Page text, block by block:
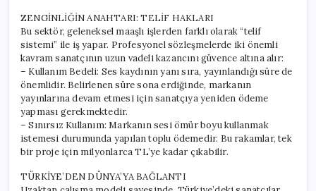
ZENGİNLİĞİN ANAHTARI: TELİF HAKLARI
Bu sektör, geleneksel maaşlı işlerden farklı olarak “telif
sistemi” ile iş yapar. Profesyonel sözleşmelerde iki önemli
kavram sanatçının uzun vadeli kazancını güvence altına alır:
– Kullanım Bedeli: Ses kaydının yanı sıra, yayınlandığı süre de
önemlidir. Belirlenen süre sona erdiğinde, markanın
yayınlarına devam etmesi için sanatçıya yeniden ödeme
yapması gerekmektedir.
– Sınırsız Kullanım: Markanın sesi ömür boyu kullanmak
istemesi durumunda yapılan toplu ödemedir. Bu rakamlar, tek
bir proje için milyonlarca TL’ye kadar çıkabilir.
TÜRKİYE’DEN DÜNYA’YA BAĞLANTI